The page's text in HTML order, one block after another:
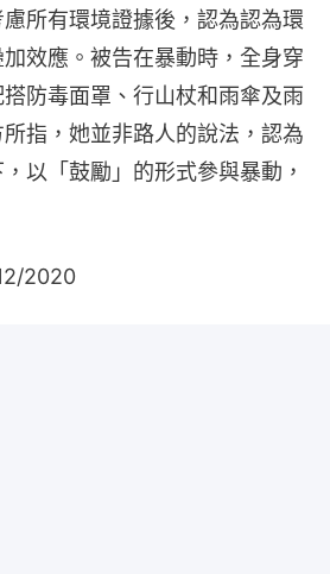
所有環境證據後，認為認為環
效應。被告在暴動時，全身穿
防毒面罩、行山杖和雨傘及雨
指，她並非路人的說法，認為
以「鼓勵」的形式參與暴動，
2020